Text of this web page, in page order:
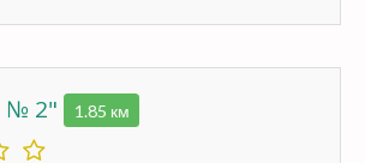
2" 1.85 км